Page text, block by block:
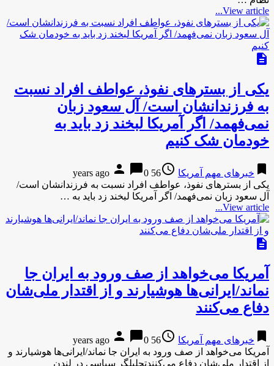
View article...
description
یکی از بستر‌های نفوذ، عواطف افراد نسبت
به فرزندانشان است/ آل سعود زبان
نمی‌فهمد/ اگر آمریکا لبخند زد باید به
خودمان شک کنیم
bookmark خبرهای مهم آمریکا access_time
56 years ago
person chat_bubble0
یکی از بستر‌های نفوذ، عواطف افراد نسبت به فرزندانشان است/
آل سعود زبان نمی‌فهمد/ اگر آمریکا لبخند زد باید به …
View article...
description
آمریکا می‌خواهد از صف ورود به ایران جا
نماند/ایرانی‌ها هوشیارند و از اقتدار ملی‌شان
دفاع می‌کنند
bookmark خبرهای مهم آمریکا access_time
56 years ago
person chat_bubble0
آمریکا می‌خواهد از صف ورود به ایران جا نماند/ایرانی‌ها هوشیارند و
از اقتدار ملی‌شان دفاع می‌کنندتحلیلگر سیاسی در لندن